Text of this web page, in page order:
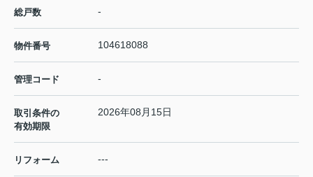
総戸数 -
物件番号 104618088
管理コード -
取引条件の
有効期限
2026年08月15日
リフォーム ---